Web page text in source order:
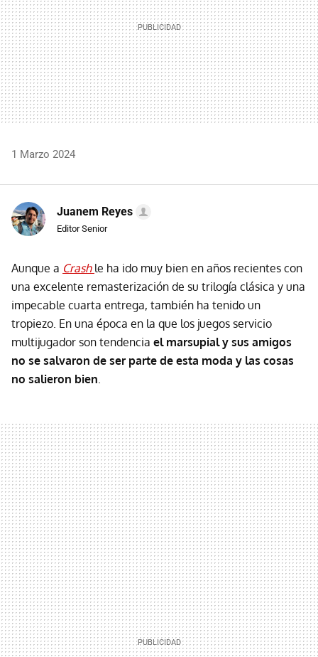
1 Marzo 2024
Juanem Reyes
Editor Senior
Aunque a Crash le ha ido muy bien en años recientes con
una excelente remasterización de su trilogía clásica y una
impecable cuarta entrega, también ha tenido un
tropiezo. En una época en la que los juegos servicio
multijugador son tendencia el marsupial y sus amigos
no se salvaron de ser parte de esta moda y las cosas
no salieron bien.